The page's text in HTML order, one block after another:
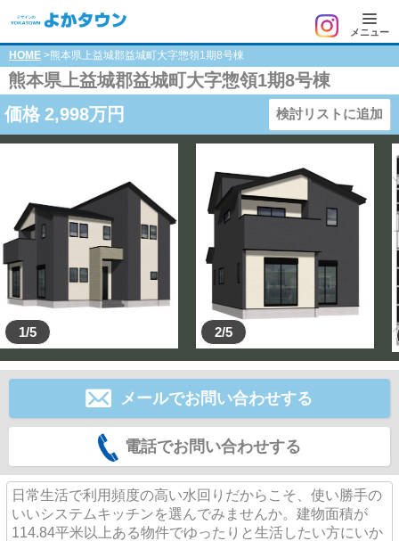
メニュー
HOME >熊本県上益城郡益城町大字惣領1期8号棟
熊本県上益城郡益城町大字惣領1期8号棟
価格 2,998万円 検討リストに追加
1/5 2/5
メールでお問い合わせする
電話でお問い合わせする
日常生活で利用頻度の高い水回りだからこそ、使い勝手の
いいシステムキッチンを選んでみませんか。建物面積が
114.84平米以上ある物件でゆったりと生活したい方にいか